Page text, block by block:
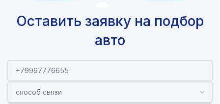
Оставить заявку на подбор
авто